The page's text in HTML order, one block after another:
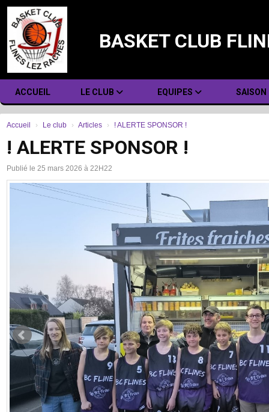
BASKET CLUB
ACCUEIL LE CLUB EQUIPES SAISON
Accueil Le club Articles ! ALERTE SPONSOR !
! ALERTE SPONSOR !
Publié le 25 mars 2026 à 22H22
Panneau de gestion des cookies